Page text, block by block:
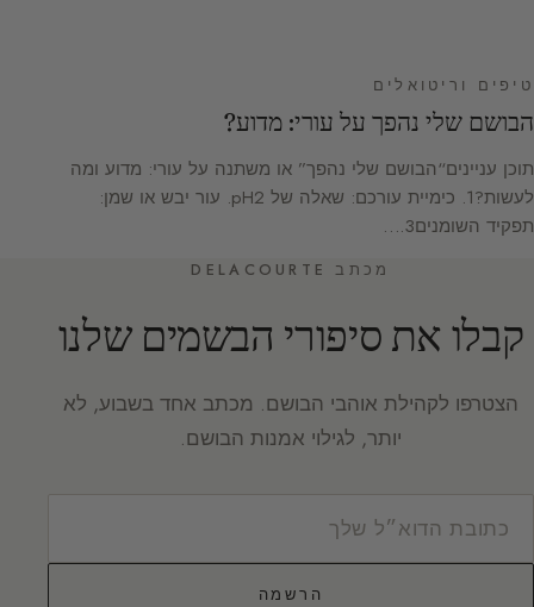
טיפים וריטואלים
הבושם שלי נהפך על עורי: מדוע?
תוכן עניינים“הבושם שלי נהפך” או משתנה על עורי: מדוע ומה
לעשות?1. כימיית עורכם: שאלה של pH2. עור יבש או שמן:
תפקיד השומנים3.…
מכתב DELACOURTE
קבלו את סיפורי הבשמים שלנו
הצטרפו לקהילת אוהבי הבושם. מכתב אחד בשבוע, לא
יותר, לגילוי אמנות הבושם.
הרשמה